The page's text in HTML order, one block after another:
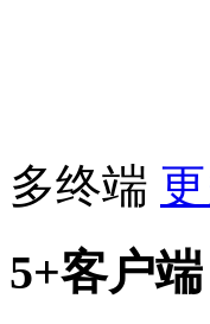
多终端
5+客户端